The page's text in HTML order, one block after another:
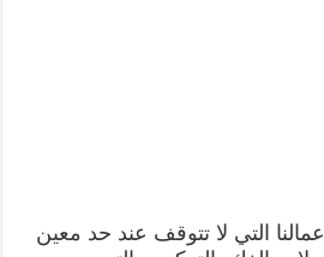
التي لا تتوقف عند حد معين